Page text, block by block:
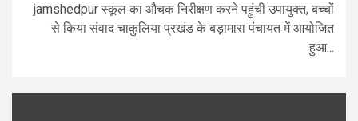
jamshedpur स्कूल का औचक निरीक्षण करने पहुंची उपायुक्त, बच्चों
से किया संवाद चाकुलिया प्रखंड के बड़ामारा पंचायत में आयोजित
हुआ...